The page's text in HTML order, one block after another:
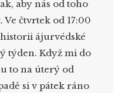
aby nás od toho
čtvrtek od 17:00
ájurvédské
týden. Když mi do
to na úterý od
si v pátek ráno